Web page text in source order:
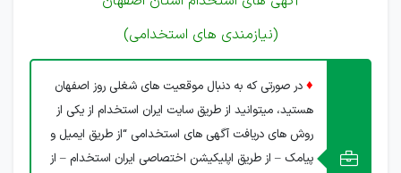
(نیازمندی های استخدامی)
♦ در صورتی که به دنبال موقعیت های شغلی روز اصفهان
هستید، میتوانید از طریق سایت ایران استخدام از یکی از
روش های دریافت آگهی های استخدامی “از طریق ایمیل و
پیامک – از طریق اپلیکیشن اختصاصی ایران استخدام – از